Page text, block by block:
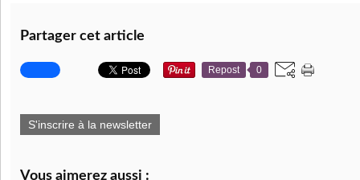
Partager cet article
Repost 0
S'inscrire à la newsletter
Vous aimerez aussi :